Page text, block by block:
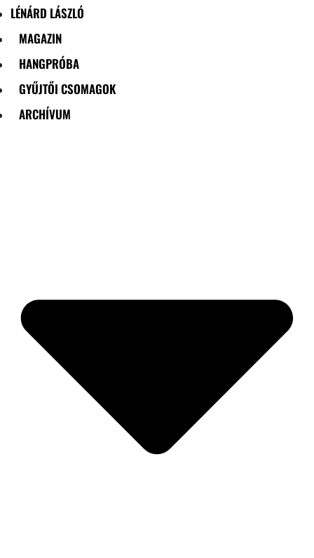
LÉNÁRD LÁSZLÓ
MAGAZIN
HANGPRÓBA
GYŰJTŐI CSOMAGOK
ARCHÍVUM